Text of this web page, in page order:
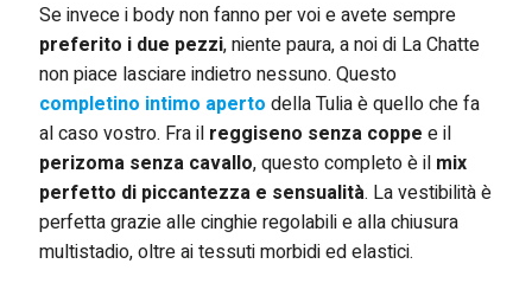
Se invece i body non fanno per voi e avete sempre
preferito i due pezzi, niente paura, a noi di La Chatte
non piace lasciare indietro nessuno. Questo
completino intimo aperto della Tulia è quello che fa
al caso vostro. Fra il reggiseno senza coppe e il
perizoma senza cavallo, questo completo è il mix
perfetto di piccantezza e sensualità. La vestibilità è
perfetta grazie alle cinghie regolabili e alla chiusura
multistadio, oltre ai tessuti morbidi ed elastici.